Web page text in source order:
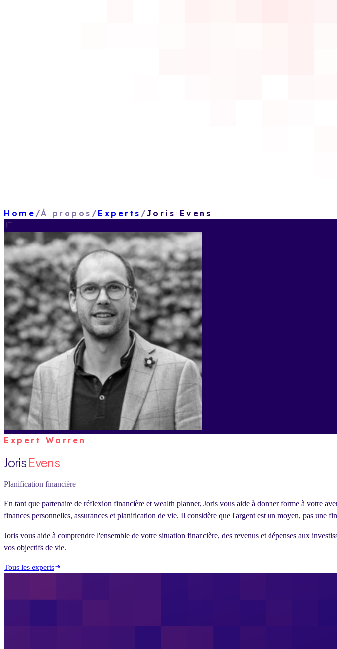
Home /À propos / Experts /Joris Evens
JE
Expert Warren
JorisEvens
Planification financière
En tant que partenaire de réflexion financière et wealth planner, Joris vous aide à donner forme à votre
finances personnelles, assurances et planification de vie. Il considère que l'argent est un moyen, pas une
Joris vous aide à comprendre l'ensemble de votre situation financière, des revenus et dépenses aux
vos objectifs de vie.
Tous les experts